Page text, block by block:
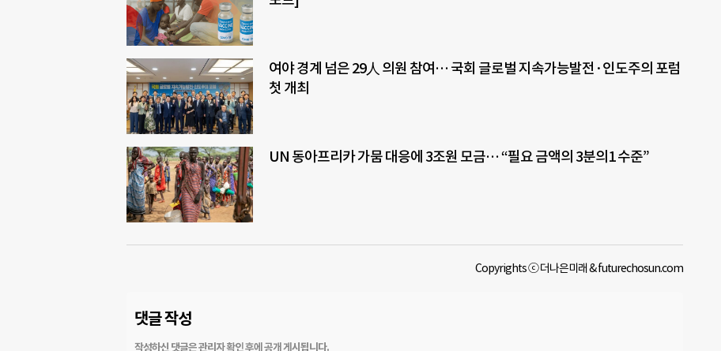
여야 경계 넘은 29人 의원 참여… 국회 글로벌 지속가능발전·인도주의 포럼
첫 개최
UN 동아프리카 가뭄 대응에 3조원 모금… “필요 금액의 3분의1 수준”
Copyrights ⓒ 더나은미래 & futurechosun.com
댓글 작성